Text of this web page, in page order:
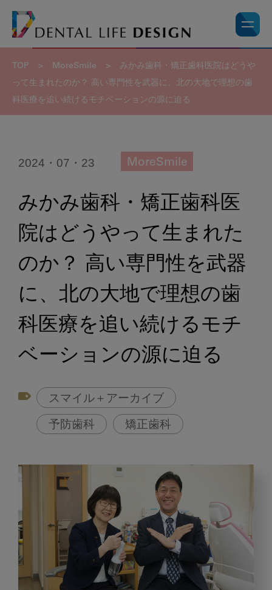
TOP > MoreSmile >
みかみ歯科・矯正歯科医院はどうや
って生まれたのか？ 高い専門性を武器に、北の大地で理想の歯
科医療を追い続けるモチベーションの源に迫る
2024・07・23 MoreSmile
みかみ歯科・矯正歯科医
院はどうやって生まれた
のか？ 高い専門性を武器
に、北の大地で理想の歯
科医療を追い続けるモチ
ベーションの源に迫る
スマイル＋アーカイブ
予防歯科 矯正歯科